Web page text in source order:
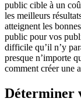
public cible à un
les meilleurs
atteignent les
public pour vos
difficile qu’il n’y
presque n’importe
comment créer une
Déterminer